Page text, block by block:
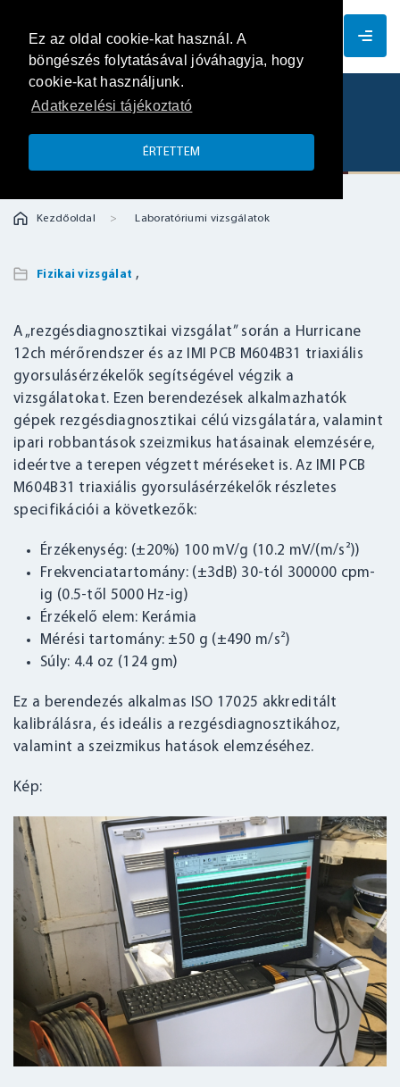
Ez az oldal cookie-kat használ. A
böngészés folytatásával jóváhagyja, hogy
cookie-kat használjunk.
Adatkezelési tájékoztató
ÉRTETTEM
Kezdőoldal Laboratóriumi vizsgálatok
Fizikai vizsgálat ,
A „rezgésdiagnosztikai vizsgálat” során a Hurricane
12ch mérőrendszer és az IMI PCB M604B31 triaxiális
gyorsulásérzékelők segítségével végzik a
vizsgálatokat. Ezen berendezések alkalmazhatók
gépek rezgésdiagnosztikai célú vizsgálatára, valamint
ipari robbantások szeizmikus hatásainak elemzésére,
ideértve a terepen végzett méréseket is. Az IMI PCB
M604B31 triaxiális gyorsulásérzékelők részletes
specifikációi a következők:
Érzékenység: (±20%) 100 mV/g (10.2 mV/(m/s²))
Frekvenciatartomány: (±3dB) 30-tól 300000 cpm-
ig (0.5-től 5000 Hz-ig)
Érzékelő elem: Kerámia
Mérési tartomány: ±50 g (±490 m/s²)
Súly: 4.4 oz (124 gm)
Ez a berendezés alkalmas ISO 17025 akkreditált
kalibrálásra, és ideális a rezgésdiagnosztikához,
valamint a szeizmikus hatások elemzéséhez.
Kép: